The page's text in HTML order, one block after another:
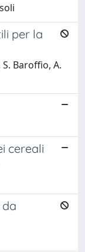
per la
S. Baroffio, A.
cereali